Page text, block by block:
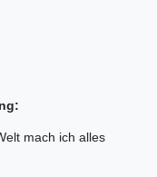
mach ich alles